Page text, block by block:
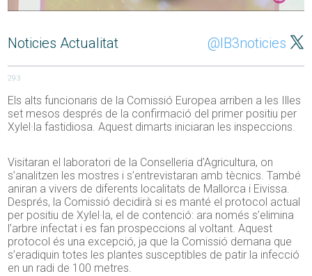
Noticies Actualitat @IB3noticies
293
Els alts funcionaris de la Comissió Europea arriben a les Illes
set mesos després de la confirmació del primer positiu per
Xylel·la fastidiosa. Aquest dimarts iniciaran les inspeccions.
Visitaran el laboratori de la Conselleria d’Agricultura, on
s’analitzen les mostres i s’entrevistaran amb tècnics. També
aniran a vivers de diferents localitats de Mallorca i Eivissa.
Després, la Comissió decidirà si es manté el protocol actual
per positiu de Xylel·la, el de contenció: ara només s’elimina
l’arbre infectat i es fan prospeccions al voltant. Aquest
protocol és una excepció, ja que la Comissió demana que
s’eradiquin totes les plantes susceptibles de patir la infecció
en un radi de 100 metres.